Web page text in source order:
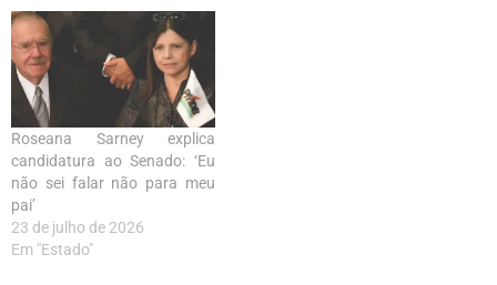
Roseana Sarney explica
candidatura ao Senado: ‘Eu
não sei falar não para meu
pai’
23 de julho de 2026
Em "Estado"